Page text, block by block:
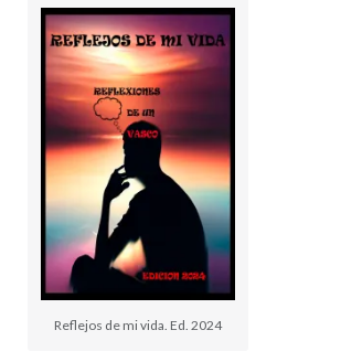
Reflejos de mi vida. Ed. 2024